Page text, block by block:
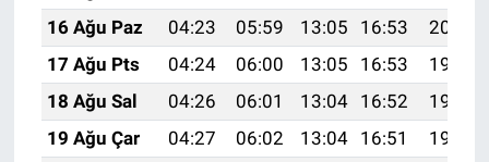
16 Ağu Paz
04:23 05:59 13:05 16:53
20:00
17 Ağu Pts
04:24 06:00 13:05 16:53
19:59
18 Ağu Sal
04:26 06:01 13:04 16:52
19:58
19 Ağu Çar
04:27 06:02 13:04 16:51
19:56